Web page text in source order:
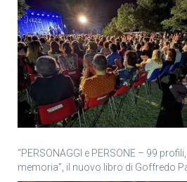
“PERSONAGGI e PERSONE – 99
memoria”, il nuovo libro di Goffredo